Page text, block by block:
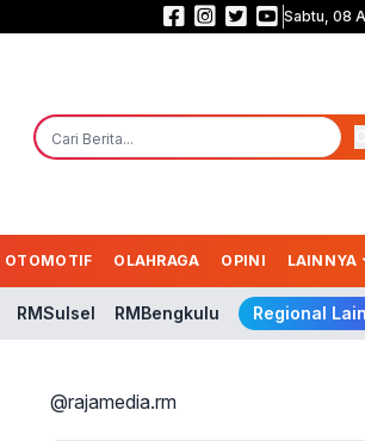
Prabowo Belum Kirim SurpresSabtu, 08
OTOMOTIF OLAHRAGA OPINI LAINNYA
RMSulsel RMBengkulu Regional
@rajamedia.rm